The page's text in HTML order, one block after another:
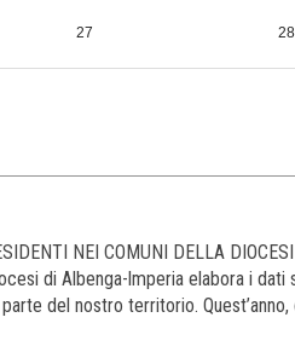
27 28
NEI COMUNI DELLA
di Albenga-lmperia elabora i
del nostro territorio.